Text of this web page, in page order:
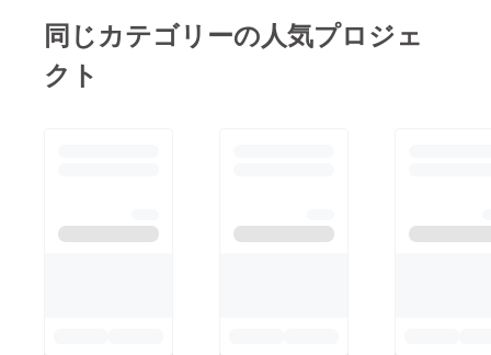
同じカテゴリーの人気プロジェ
クト